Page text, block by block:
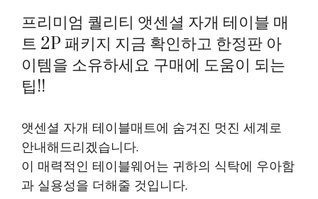
프리미엄 퀄리티 앳센셜 자개 테이블 매
트 2P 패키지 지금 확인하고 한정판 아
이템을 소유하세요 구매에 도움이 되는
팁!!
앳센셜 자개 테이블매트에 숨겨진 멋진 세계로
안내해드리겠습니다.
이 매력적인 테이블웨어는 귀하의 식탁에 우아함
과 실용성을 더해줄 것입니다.